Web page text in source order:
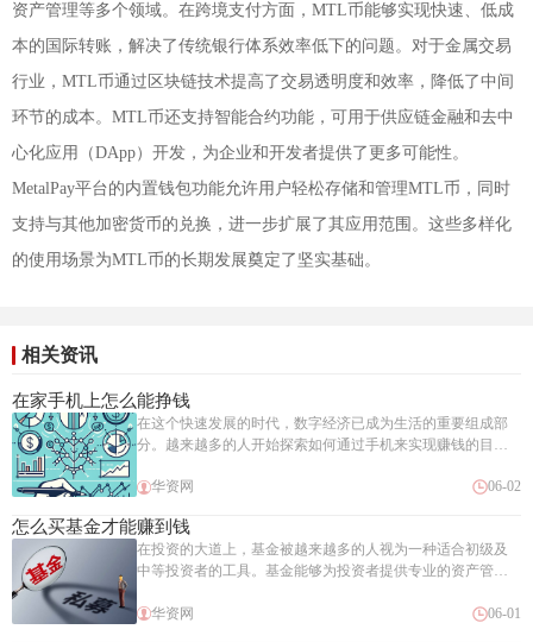
资产管理等多个领域。在跨境支付方面，MTL币能够实现快速、低成
本的国际转账，解决了传统银行体系效率低下的问题。对于金属交易
行业，MTL币通过区块链技术提高了交易透明度和效率，降低了中间
环节的成本。MTL币还支持智能合约功能，可用于供应链金融和去中
心化应用（DApp）开发，为企业和开发者提供了更多可能性。
MetalPay平台的内置钱包功能允许用户轻松存储和管理MTL币，同时
支持与其他加密货币的兑换，进一步扩展了其应用范围。这些多样化
的使用场景为MTL币的长期发展奠定了坚实基础。
相关资讯
在家手机上怎么能挣钱
在这个快速发展的时代，数字经济已成为生活的重要组成部
分。越来越多的人开始探索如何通过手机来实现赚钱的目
入，只要你有一台智能手机，就有机会在家就能挣钱。本文
收入。很多市场研究公司为了收集消费者意见，会提供在线
调查服务。参与这些调查，通常会根据调查的长度和复杂程
度给予一定的奖励。这些奖励有时是现金，有时候是购物券
会让你富有，但它
华资网 06-02
怎么买基金才能赚到钱
在投资的大道上，基金被越来越多的人视为一种适合初级及
中等投资者的工具。基金能够为投资者提供专业的资产管理
就，它需要策略、耐心和一定的知识储备。本文将详细探讨
华资网 06-01